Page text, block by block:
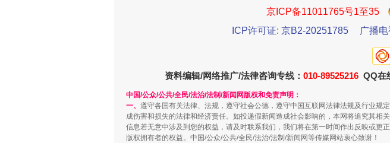
解纷+调解+退费，一次搞定
珠宝
京ICP备11011765号1至35
ICP许可证: 京B2-20251785
广播
资料编辑/网络推广/法律咨询专线： 010-89525216 QQ在
中国/公众/公共/全民/法治/法制/新闻网版权和免责声明：
一、 遵守各国有关法律、法规，遵守社会公德，遵守中国互联网法律法规及行业规
成伤害和损失的法律和经济责任。如投递假新闻造成社会影响的，本网将追究其
信息若无意中涉及到您的权益，请及时联系我们，我们将在第一时间作出反映或
版权拥有者的权益。中国/公众/公共/全民/法治/法制/新闻网等传媒网站衷心致谢！